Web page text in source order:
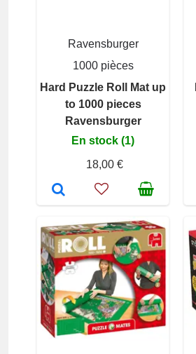
Ravensburger
1000 pièces
Hard Puzzle Roll Mat up
to 1000 pieces
Ravensburger
En stock (1)
18,00 €